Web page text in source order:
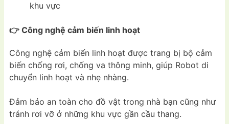
khu vực
👉 Công nghệ cảm biến linh hoạt
Công nghệ cảm biến linh hoạt được trang bị bộ cảm
biến chống rơi, chống va thông minh, giúp Robot di
chuyển linh hoạt và nhẹ nhàng.
Đảm bảo an toàn cho đồ vật trong nhà bạn cũng như
tránh rơi vỡ ở những khu vực gần cầu thang.